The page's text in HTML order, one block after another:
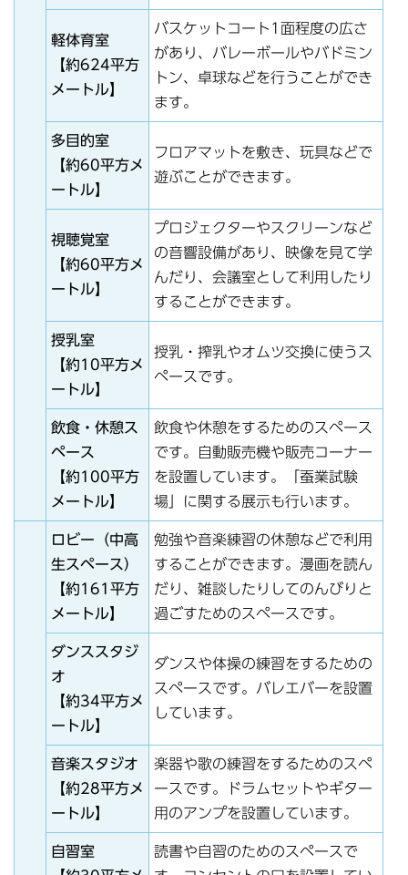
軽体育室
【約624平方
メートル】
バスケットコート1面程度の広さ
があり、バレーボールやバドミン
トン、卓球などを行うことができ
ます。
多目的室
【約60平方メ
ートル】
フロアマットを敷き、玩具などで
遊ぶことができます。
視聴覚室
【約60平方メ
ートル】
プロジェクターやスクリーンなど
の音響設備があり、映像を見て学
んだり、会議室として利用したり
することができます。
授乳室
【約10平方メ
ートル】
授乳・搾乳やオムツ交換に使うス
ペースです。
飲食・休憩ス
ペース
【約100平方
メートル】
飲食や休憩をするためのスペース
です。自動販売機や販売コーナー
を設置しています。「蚕業試験
場」に関する展示も行います。
ロビー（中高
生スペース）
【約161平方
メートル】
勉強や音楽練習の休憩などで利用
することができます。漫画を読ん
だり、雑談したりしてのんびりと
過ごすためのスペースです。
ダンススタジ
オ
【約34平方メ
ートル】
ダンスや体操の練習をするための
スペースです。バレエバーを設置
しています。
音楽スタジオ
【約28平方メ
ートル】
楽器や歌の練習をするためのスペ
ースです。ドラムセットやギター
用のアンプを設置しています。
自習室
読書や自習のためのスペースで